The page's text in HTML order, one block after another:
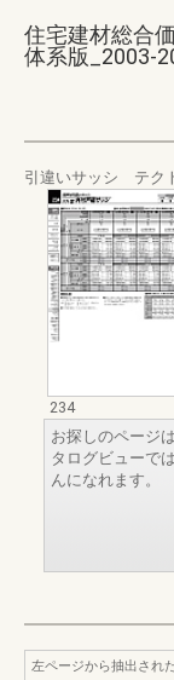
住宅建材総合
体系版_2003-
引違いサッシ テ
234
お探しのページ
タログビューで
んになれます。
左ページから抽出され